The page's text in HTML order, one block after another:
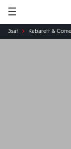
Hauptnavigation
Sie
sind
3sat Kabarett &